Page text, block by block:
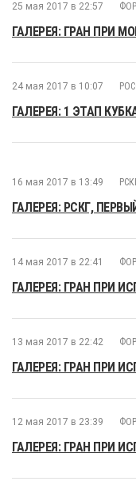
25 мая 2017 в 22:57
ГАЛЕРЕЯ: ГРАН ПРИ
24 мая 2017 в 10:07
ГАЛЕРЕЯ: 1 ЭТАП
16 мая 2017 в 13:49
ГАЛЕРЕЯ: РСКГ,
14 мая 2017 в 22:41
ГАЛЕРЕЯ: ГРАН ПРИ
13 мая 2017 в 22:42
ГАЛЕРЕЯ: ГРАН ПРИ
12 мая 2017 в 23:39
ГАЛЕРЕЯ: ГРАН ПРИ